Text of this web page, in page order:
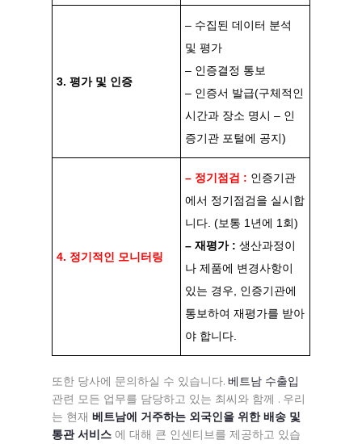
3. 평가 및 인증
– 수집된 데이터 분석
및 평가
– 인증결정 통보
– 인증서 발급(구체적인
시간과 장소 명시 – 인
증기관 포털에 공지)
4. 정기적인 모니터링
– 정기점검 : 인증기관
에서 정기점검을 실시합
니다. (보통 1년에 1회)
– 재평가 : 생산과정이
나 제품에 변경사항이
있는 경우, 인증기관에
통보하여 재평가를 받아
야 합니다.
또한 당사에 문의하실 수 있습니다. 베트남 수출입
관련 모든 업무를 담당하고 있는 최씨와 함께 . 우리
는 현재 베트남에 거주하는 외국인을 위한 배송 및
통관 서비스 에 대해 큰 인센티브를 제공하고 있습